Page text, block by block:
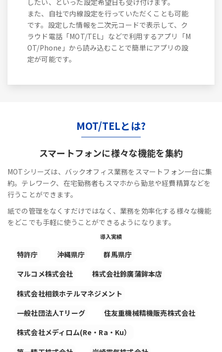
また、自社で内線設定を行っていただくことも可能
です。設定した情報を二次元コードで表示して、ク
ラウド電話「MOT/TEL」などで利用するアプリ「M
OT/Phone」から読み込むことで簡単にアプリの設
定が可能です。
MOT/TELとは?
スマートフォンに様々な機能を集約
MOTシリーズは、バックオフィス業務をスマートフォン一台に集
約。テレワーク、在宅勤務者もスマホから勤怠や経費精算などを
行うことができます。
紙での管理をなくすだけではなく、業務を効率化する様々な機能
をどこでも手軽に使うことができるようになります。
導入実績
特許庁 沖縄県庁
群馬県庁
マルコメ株式会社
株式会社鈴廣蒲鉾本店
株式会社相鉄ホテルマネジメント
一般社団法人Tリーグ
住友重機械精機販売株式会社
株式会社メディロム(Re・Ra・Ku）